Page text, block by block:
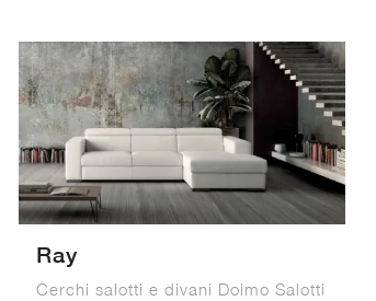
Ray
Cerchi salotti e divani Doimo Salotti